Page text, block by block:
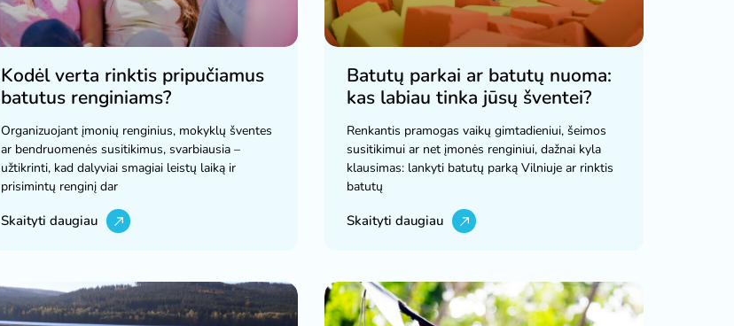
Kodėl verta rinktis pripučiamus
batutus renginiams?
Organizuojant įmonių renginius, mokyklų šventes
ar bendruomenės susitikimus, svarbiausia –
užtikrinti, kad dalyviai smagiai leistų laiką ir
prisimintų renginį dar
Skaityti daugiau
Batutų parkai ar batutų nuoma:
kas labiau tinka jūsų šventei?
Renkantis pramogas vaikų gimtadieniui, šeimos
susitikimui ar net įmonės renginiui, dažnai kyla
klausimas: lankyti batutų parką Vilniuje ar rinktis
batutų
Skaityti daugiau